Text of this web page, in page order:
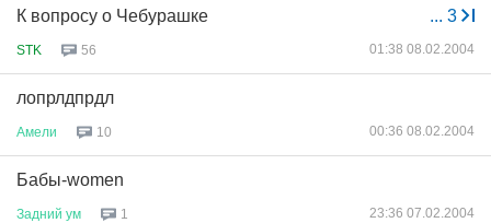
... 3
К вопросу о Чебурашке
STK 56 01:38 08.02.2004
лопрлдпрдл
Амели 10 00:36 08.02.2004
Бабы-women
Задний ум 1 23:36 07.02.2004